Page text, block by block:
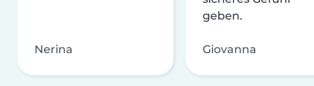
Nerina
geben.
Giovanna